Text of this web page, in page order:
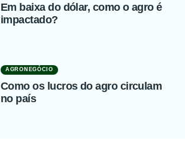
Em baixa do dólar, como o agro é
impactado?
AGRONEGÓCIO
Como os lucros do agro circulam
no país